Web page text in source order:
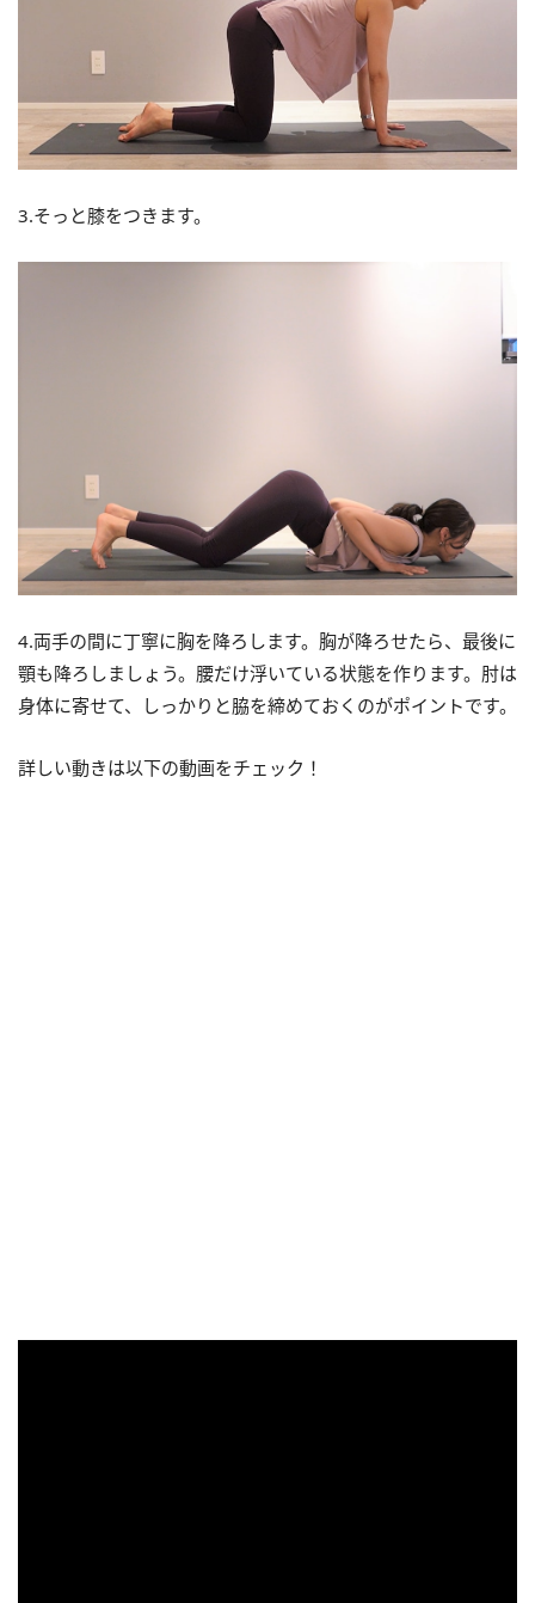
3.そっと膝をつきます。
4.両手の間に丁寧に胸を降ろします。胸が降ろせたら、最後に
顎も降ろしましょう。腰だけ浮いている状態を作ります。肘は
身体に寄せて、しっかりと脇を締めておくのがポイントです。
詳しい動きは以下の動画をチェック！